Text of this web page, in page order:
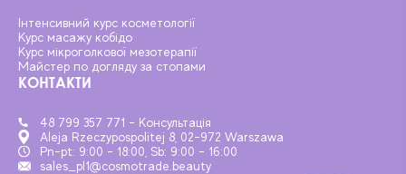
Інтенсивний курс косметології
Курс масажу кобідо
Курс мікроголкової мезотерапії
Майстер по догляду за стопами
КОНТАКТИ
48 799 357 771 - Консультація
Aleja Rzeczypospolitej 8, 02-972 Warszawa
Pn-pt: 9:00 - 18:00, Sb: 9:00 - 16:00
sales_pl1@cosmotrade.beauty